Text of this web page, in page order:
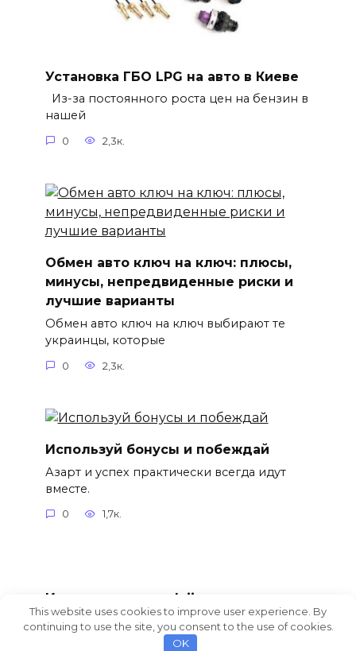
Установка ГБО LPG на авто в Киеве
Из-за постоянного роста цен на бензин в
нашей
0 2,3к.
Обмен авто ключ на ключ: плюсы,
минусы, непредвиденные риски и
лучшие варианты
Обмен авто ключ на ключ выбирают те
украинцы, которые
0 2,3к.
Используй бонусы и побеждай
Азарт и успех практически всегда идут
вместе.
0 1,7к.
Игры на деньги в Izijoy
Украинский игровой клуб Izijoy работает с
2014 года.
This website uses cookies to improve user experience. By
continuing to use the site, you consent to the use of cookies.
OK